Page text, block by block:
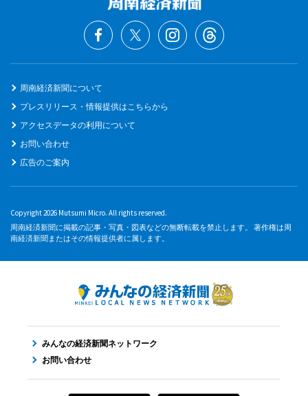
周南経済新聞について
プレスリリース・情報提供はこちらから
アクセスデータの利用について
お問い合わせ
広告のご案内
Copyright 2026 Mutsumi Micro. All rights reserved.
周南経済新聞に掲載の記事・写真・図表などの無断転載を禁止します。 著作権は周
南経済新聞またはその情報提供者に属します。
みんなの経済新聞ネットワーク
お問い合わせ